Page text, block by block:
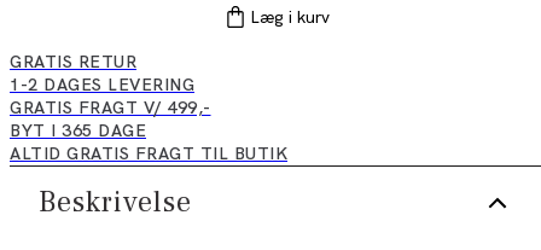
Læg i kurv
GRATIS RETUR
1-2 DAGES LEVERING
GRATIS FRAGT V/ 499,-
BYT I 365 DAGE
ALTID GRATIS FRAGT TIL BUTIK
Beskrivelse